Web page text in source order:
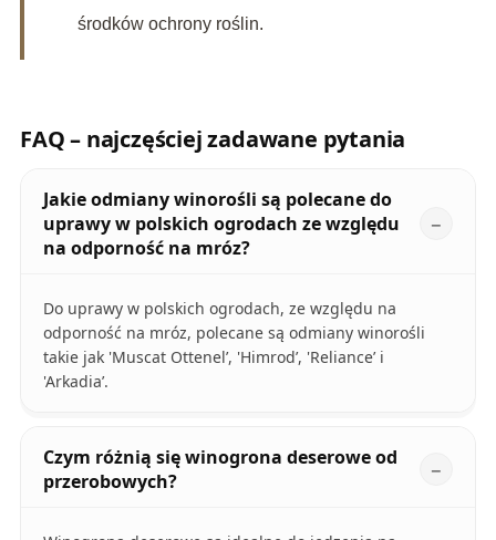
środków ochrony roślin.
FAQ – najczęściej zadawane pytania
Jakie odmiany winorośli są polecane do
uprawy w polskich ogrodach ze względu
na odporność na mróz?
Do uprawy w polskich ogrodach, ze względu na
odporność na mróz, polecane są odmiany winorośli
takie jak 'Muscat Ottenel’, 'Himrod’, 'Reliance’ i
'Arkadia’.
Czym różnią się winogrona deserowe od
przerobowych?